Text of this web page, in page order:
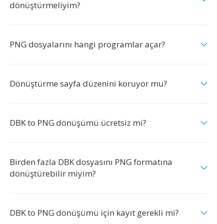
dönüştürmeliyim?
PNG dosyalarını hangi programlar açar?
Dönüştürme sayfa düzenini koruyor mu?
DBK to PNG dönüşümü ücretsiz mi?
Birden fazla DBK dosyasını PNG formatına
dönüştürebilir miyim?
DBK to PNG dönüşümü için kayıt gerekli mi?